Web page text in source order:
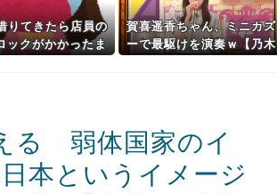
りてきたら店員の
ックがかかったま
賀喜遥香ちゃん、ミニカズ
ーで最駆けを演奏ｗ【乃木
る 弱体国家のイ
本というイメージ